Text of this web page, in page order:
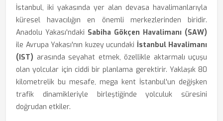
İstanbul, iki yakasında yer alan devasa havalimanlarıyla
küresel havacılığın en önemli merkezlerinden biridir.
Anadolu Yakası'ndaki Sabiha Gökçen Havalimanı (SAW)
ile Avrupa Yakası'nın kuzey ucundaki İstanbul Havalimanı
(IST) arasında seyahat etmek, özellikle aktarmalı uçuşu
olan yolcular için ciddi bir planlama gerektirir. Yaklaşık 80
kilometrelik bu mesafe, mega kent İstanbul'un değişken
trafik dinamikleriyle birleştiğinde yolculuk süresini
doğrudan etkiler.